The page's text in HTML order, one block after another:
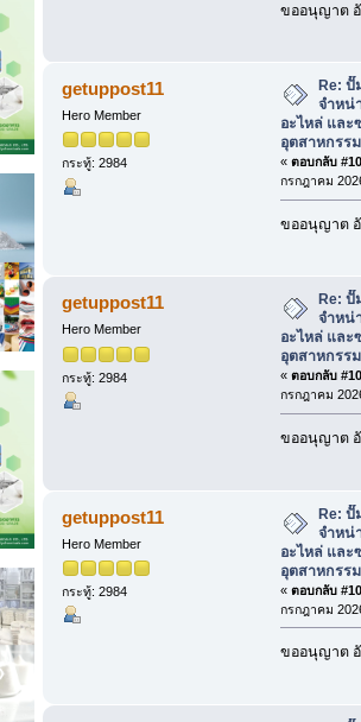
ขออนุญาต
getuppost11
Hero Member
กระทู้: 2984
Re:
จำหน่
อะไหล่ และ
อุตสาหกรร
« ตอบกลับ
กรกฎาคม
ขออนุญาต
getuppost11
Hero Member
กระทู้: 2984
Re:
จำหน่
อะไหล่ และ
อุตสาหกรร
« ตอบกลับ
กรกฎาคม
ขออนุญาต
getuppost11
Hero Member
กระทู้: 2984
Re: ปั๊
จำหน่
อะไหล่ และ
อุตสาหกรร
« ตอบกลับ
กรกฎาคม
ขออนุญาต